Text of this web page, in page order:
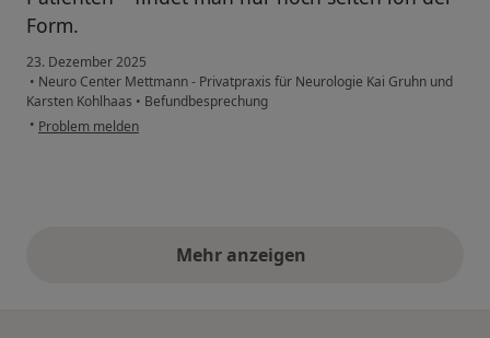
Form.
23. Dezember 2025
• Neuro Center Mettmann - Privatpraxis für Neurologie Kai Gruhn und
Karsten Kohlhaas • Befundbesprechung
• Problem melden
Mehr anzeigenobige Stellungnahmen